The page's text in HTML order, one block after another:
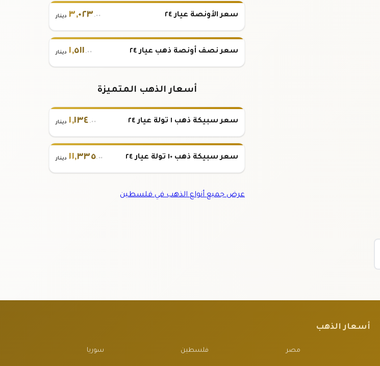
سعر الأونصة عيار ٢٤ ٣,٠٢٣ .٠٠ دينار
سعر نصف أونصة ذهب عيار ٢٤ ١,٥١١ .٠٠ دينار
أسعار الذهب المتميزة
سعر سبيكة ذهب ١ تولة عيار ٢٤ ١,١٣٤ .٠٠ دينار
سعر سبيكة ذهب ١٠ تولة عيار ٢٤ ١١,٣٣٥.٠٠ دينار
عرض جميع أنواع الذهب في فلسطين
أسعار الذهب
مصر فلسطين سوريا